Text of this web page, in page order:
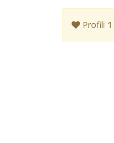
Profili 1